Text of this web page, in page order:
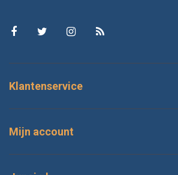
Klantenservice
Mijn account